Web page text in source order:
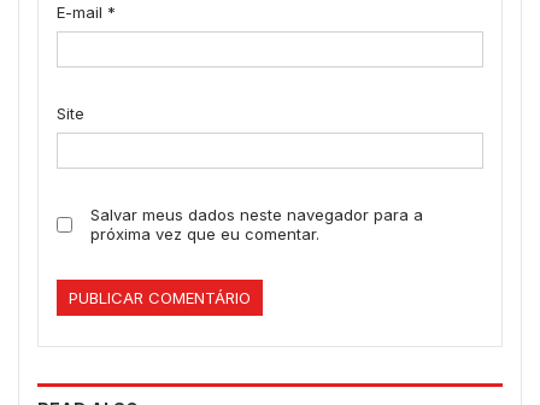
E-mail *
Site
Salvar meus dados neste navegador para a
próxima vez que eu comentar.